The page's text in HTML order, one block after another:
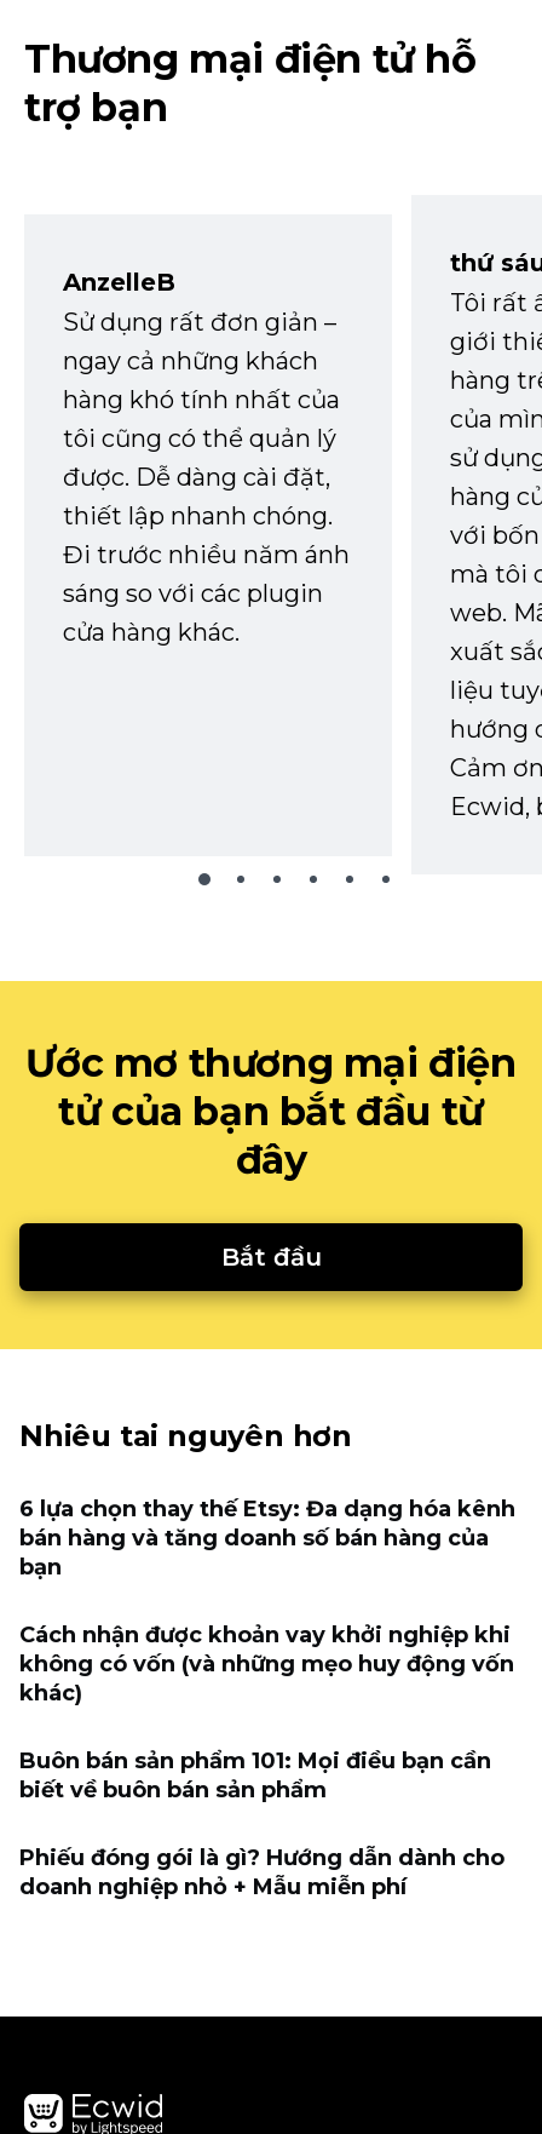
Thương mại điện tử hỗ
trợ bạn
AnzelleB
Sử dụng rất đơn giản –
ngay cả những khách
hàng khó tính nhất của
tôi cũng có thể quản lý
được. Dễ dàng cài đặt,
thiết lập nhanh chóng.
Đi trước nhiều năm ánh
sáng so với các plugin
cửa hàng khác.
thứ
Tôi rất
giới
hàng
của
sử
hàng
với
mà tôi
web.
xuất
liệu
hướng
Cảm
Ecwid,
Ước mơ thương mại điện
tử của bạn bắt đầu từ
đây
Bắt đầu
Nhiêu tai nguyên hơn
6 lựa chọn thay thế Etsy: Đa dạng hóa kênh
bán hàng và tăng doanh số bán hàng của
bạn
Cách nhận được khoản vay khởi nghiệp khi
không có vốn (và những mẹo huy động vốn
khác)
Buôn bán sản phẩm 101: Mọi điều bạn cần
biết về buôn bán sản phẩm
Phiếu đóng gói là gì? Hướng dẫn dành cho
doanh nghiệp nhỏ + Mẫu miễn phí